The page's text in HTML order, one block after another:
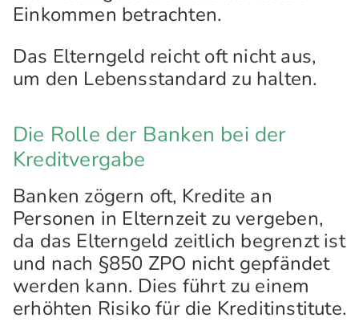
Einkommen betrachten.
Das Elterngeld reicht oft nicht aus,
um den Lebensstandard zu halten.
Die Rolle der Banken bei der
Kreditvergabe
Banken zögern oft, Kredite an
Personen in Elternzeit zu vergeben,
da das Elterngeld zeitlich begrenzt ist
und nach §850 ZPO nicht gepfändet
werden kann. Dies führt zu einem
erhöhten Risiko für die Kreditinstitute.